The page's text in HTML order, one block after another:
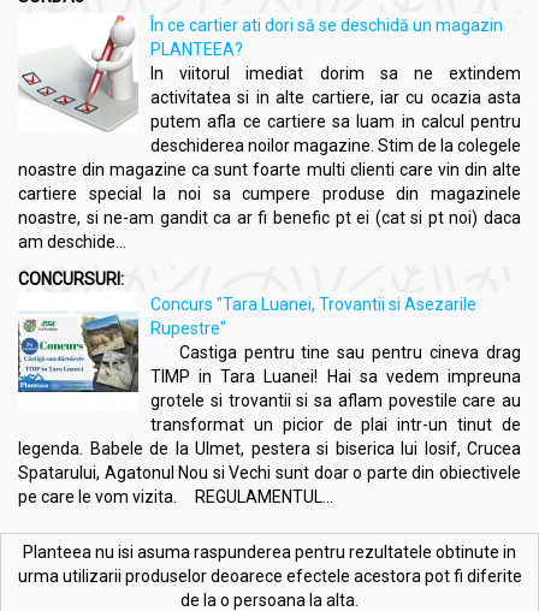
cocos sau uleiul de migdale dulci).
Masează delicat amestecul pe piele, efectuând mișcări
ușoare și circulare. Concentrează-te în special pe zonele
cu tensiune sau disconfort.
Uz cosmetic:
Adaugă 1-2 picături de ulei esențial de mentă în
cantitatea obișnuită de loțiune, cremă sau ulei facial
pentru a obține un efect revigorant și de curățare a pielii
acneice.
Adaugă 2-3 picături de ulei esențial de mentă într-un bol
cu apă caldă sau rece.
Înmoaie un prosop sau o cârpă în amestec și stoarce
ușor excesul de lichid.
Aplică compresa pe zona afectată (de exemplu, frunte
pentru dureri de cap) și lasă să acționeze timp de 10-15
minute.
Băi:
baie deja umplută.
Amestecă bine apa pentru a dispersa uleiul și bucură-te
de o baie relaxantă și revigorantă.
În ce cartier ati dori să se deschidă un magazin
PLANTEEA?
In viitorul imediat dorim sa ne extindem
activitatea si in alte cartiere, iar cu ocazia asta
putem afla ce cartiere sa luam in calcul pentru
deschiderea noilor magazine. Stim de la colegele
noastre din magazine ca sunt foarte multi clienti care vin din alte
cartiere special la noi sa cumpere produse din magazinele
noastre, si ne-am gandit ca ar fi benefic pt ei (cat si pt noi) daca
am deschide...
CONCURSURI:
Concurs "Tara Luanei, Trovantii si Asezarile
Rupestre"
Castiga pentru tine sau pentru cineva drag
TIMP in Tara Luanei! Hai sa vedem impreuna
grotele si trovantii si sa aflam povestile care au
transformat un picior de plai intr-un tinut de
legenda. Babele de la Ulmet, pestera si biserica lui Iosif, Crucea
Spatarului, Agatonul Nou si Vechi sunt doar o parte din obiectivele
pe care le vom vizita. REGULAMENTUL...
Planteea nu isi asuma raspunderea pentru rezultatele obtinute in
urma utilizarii produselor deoarece efectele acestora pot fi diferite
de la o persoana la alta.